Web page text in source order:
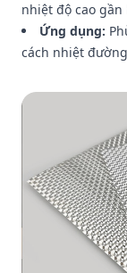
nhiệt độ cao
Ứng dụng:
cách nhiệt